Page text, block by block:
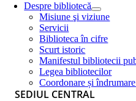
Despre bibliotecă
Misiune şi viziune
Servicii
Biblioteca în cifre
Scurt istoric
Manifestul bibliotecii
Legea bibliotecilor
Coordonare și
SEDIUL CENTRAL